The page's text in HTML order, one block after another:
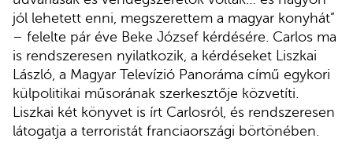
jól lehetett enni, megszerettem a magyar konyhát”
– felelte pár éve Beke József kérdésére. Carlos ma
is rendszeresen nyilatkozik, a kérdéseket Liszkai
László, a Magyar Televízió Panoráma című egykori
külpolitikai műsorának szerkesztője közvetíti.
Liszkai két könyvet is írt Carlosról, és rendszeresen
látogatja a terroristát franciaországi börtönében.